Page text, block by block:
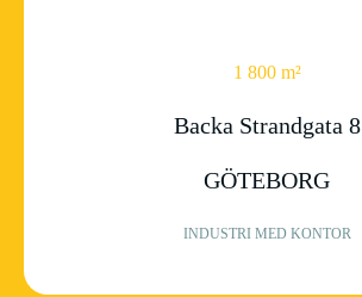
1 800 m²
Backa Strandgata 8
GÖTEBORG
INDUSTRI MED KONTOR